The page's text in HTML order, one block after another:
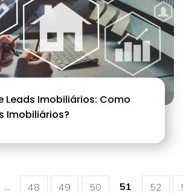
Leads Imobiliários: Como
Imobiliários?
48 49 50 51 52